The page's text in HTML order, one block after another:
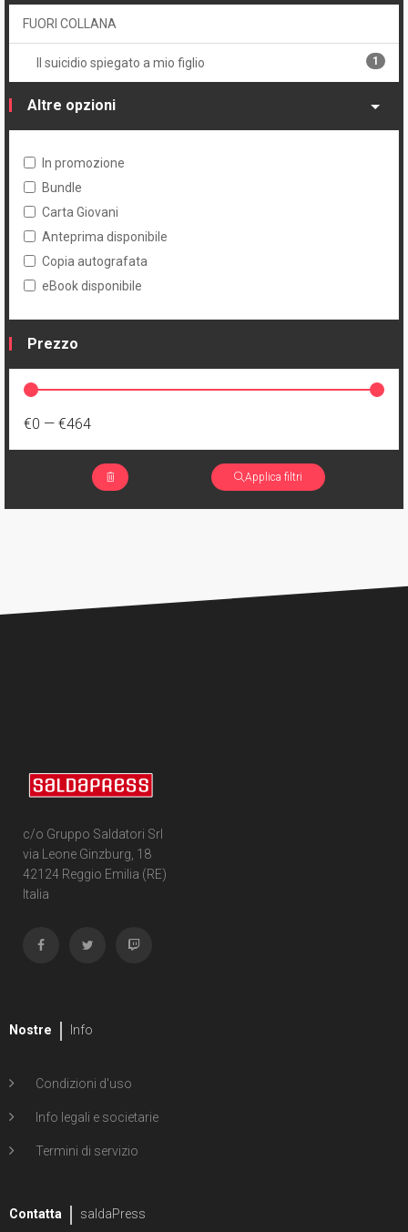
FUORI COLLANA
Il suicidio spiegato a mio figlio 1
Altre opzioni
In promozione
Bundle
Carta Giovani
Anteprima disponibile
Copia autografata
eBook disponibile
Prezzo
€0 — €464
Applica filtri
c/o Gruppo Saldatori Srl
via Leone Ginzburg, 18
42124 Reggio Emilia (RE)
Italia
Nostre Info
Condizioni d'uso
Info legali e societarie
Termini di servizio
Contatta saldaPress